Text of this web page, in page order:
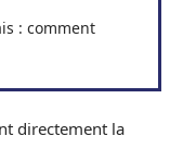
: comment
directement la